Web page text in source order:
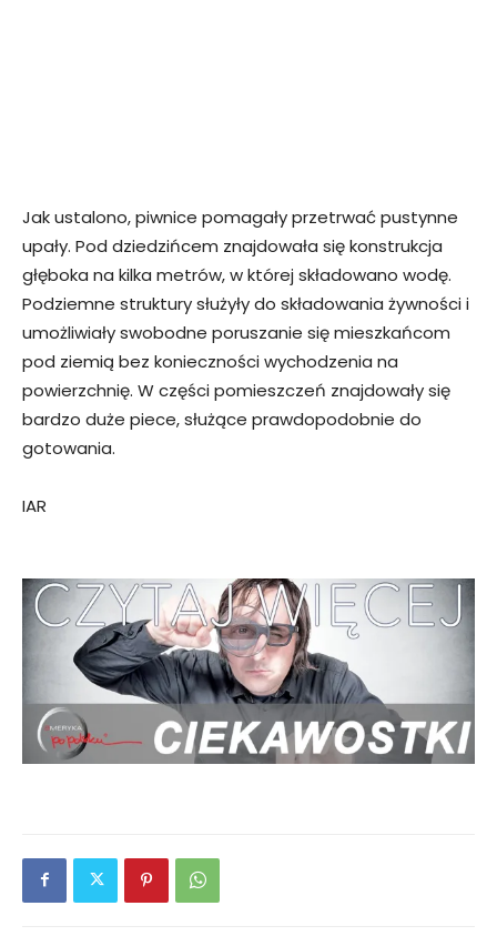
Jak ustalono, piwnice pomagały przetrwać pustynne
upały. Pod dziedzińcem znajdowała się konstrukcja
głęboka na kilka metrów, w której składowano wodę.
Podziemne struktury służyły do składowania żywności i
umożliwiały swobodne poruszanie się mieszkańcom
pod ziemią bez konieczności wychodzenia na
powierzchnię. W części pomieszczeń znajdowały się
bardzo duże piece, służące prawdopodobnie do
gotowania.
IAR